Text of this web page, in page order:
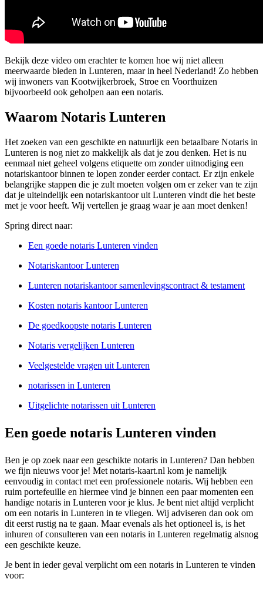
Bekijk deze video om erachter te komen hoe wij niet alleen
meerwaarde bieden in Lunteren, maar in heel Nederland! Zo hebben
wij inwoners van Kootwijkerbroek, Stroe en Voorthuizen
bijvoorbeeld ook geholpen aan een notaris.
Waarom Notaris Lunteren
Het zoeken van een geschikte en natuurlijk een betaalbare Notaris in
Lunteren is nog niet zo makkelijk als dat je zou denken. Het is nu
eenmaal niet geheel volgens etiquette om zonder uitnodiging een
notariskantoor binnen te lopen zonder eerder contact. Er zijn enkele
belangrijke stappen die je zult moeten volgen om er zeker van te zijn
dat je uiteindelijk een notariskantoor uit Lunteren vindt die het beste
met je voor heeft. Wij vertellen je graag waar je aan moet denken!
Spring direct naar:
Een goede notaris Lunteren vinden
Notariskantoor Lunteren
Lunteren notariskantoor samenlevingscontract & testament
Kosten notaris kantoor Lunteren
De goedkoopste notaris Lunteren
Notaris vergelijken Lunteren
Veelgestelde vragen uit Lunteren
notarissen in Lunteren
Uitgelichte notarissen uit Lunteren
Een goede notaris Lunteren vinden
Ben je op zoek naar een geschikte notaris in Lunteren? Dan hebben
we fijn nieuws voor je! Met notaris-kaart.nl kom je namelijk
eenvoudig in contact met een professionele notaris. Wij hebben een
ruim portefeuille en hiermee vind je binnen een paar momenten een
handige notaris in Lunteren voor je klus. Je bent niet altijd verplicht
om een notaris in Lunteren in te vliegen. Wij adviseren dan ook om
dit eerst rustig na te gaan. Maar evenals als het optioneel is, is het
inhuren of consulteren van een notaris in Lunteren regelmatig alsnog
een geschikte keuze.
Je bent in ieder geval verplicht om een notaris in Lunteren te vinden
voor: